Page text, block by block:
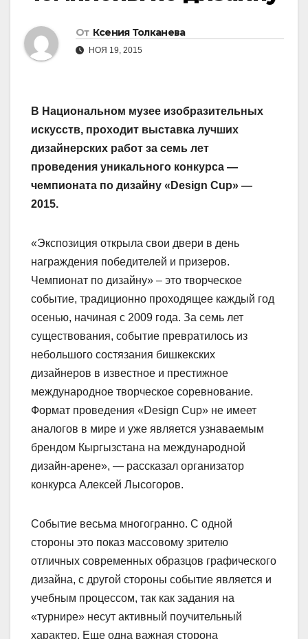
От Ксения Толканева
НОЯ 19, 2015
В Национальном музее изобразительных
искусств, проходит выставка лучших
дизайнерских работ за семь лет
проведения уникального конкурса —
чемпионата по дизайну «Design Cup» —
2015.
«Экспозиция открыла свои двери в день
награждения победителей и призеров.
Чемпионат по дизайну» – это творческое
событие, традиционно проходящее каждый год
осенью, начиная с 2009 года. За семь лет
существования, событие превратилось из
небольшого состязания бишкекских
дизайнеров в известное и престижное
международное творческое соревнование.
Формат проведения «Design Cup» не имеет
аналогов в мире и уже является узнаваемым
брендом Кыргызстана на международной
дизайн-арене», — рассказал организатор
конкурса Алексей Лысогоров.
Событие весьма многогранно. С одной
стороны это показ массовому зрителю
отличных современных образцов графического
дизайна, с другой стороны событие является и
учебным процессом, так как задания на
«турнире» несут активный поучительный
характер. Еще одна важная сторона